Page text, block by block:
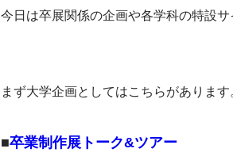
今日は卒展関係の企画や各学科の特設
まず大学企画としてはこちらがあります
■卒業制作展トーク&ツアー